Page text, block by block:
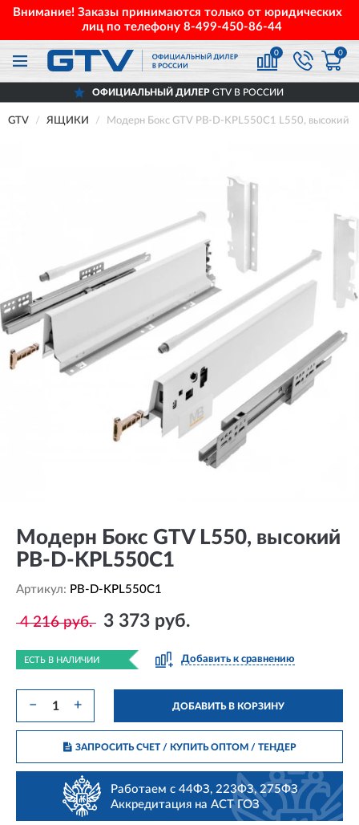
Внимание! Заказы принимаются только от юридических
лиц по телефону 8-499-450-86-44
0 0
ОФИЦИАЛЬНЫЙ ДИЛЕР GTV В РОССИИ
GTV ЯЩИКИ Модерн Бокс GTV PB-D-KPL550C1 L550, высокий
Модерн Бокс GTV L550, высокий
PB-D-KPL550C1
Артикул: PB-D-KPL550C1
4 216 руб. 3 373 руб.
ЕСТЬ В НАЛИЧИИ Добавить к сравнению
− + ДОБАВИТЬ В КОРЗИНУ
ЗАПРОСИТЬ СЧЕТ / КУПИТЬ ОПТОМ/ ТЕНДЕР
Работаем с 44ФЗ, 223ФЗ, 275ФЗ
Аккредитация на АСТ ГОЗ